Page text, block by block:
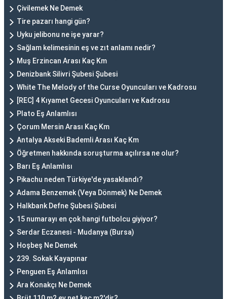
Çivilemek Ne Demek
Tire pazarı hangi gün?
Uyku jelibonu ne işe yarar?
Sağlam kelimesinin eş ve zıt anlamı nedir?
Muş Erzincan Arası Kaç Km
Denizbank Silivri Şubesi Şubesi
White The Melody of the Curse Oyuncuları ve Kadrosu
[REC] 4 Kıyamet Gecesi Oyuncuları ve Kadrosu
Plato Eş Anlamlısı
Çorum Mersin Arası Kaç Km
Antalya Akseki Bademli Arası Kaç Km
Öğretmen hakkında soruşturma açılırsa ne olur?
Barı Eş Anlamlısı
Pikachu neden Türkiye'de yasaklandı?
Adama Benzemek (Veya Dönmek) Ne Demek
Halkbank Defne Şubesi Şubesi
15 numarayı en çok hangi futbolcu giyiyor?
Serdar Eczanesi - Mudanya (Bursa)
Hoşbeş Ne Demek
239. Sokak Kayapınar
Penguen Eş Anlamlısı
Ara Konakçı Ne Demek